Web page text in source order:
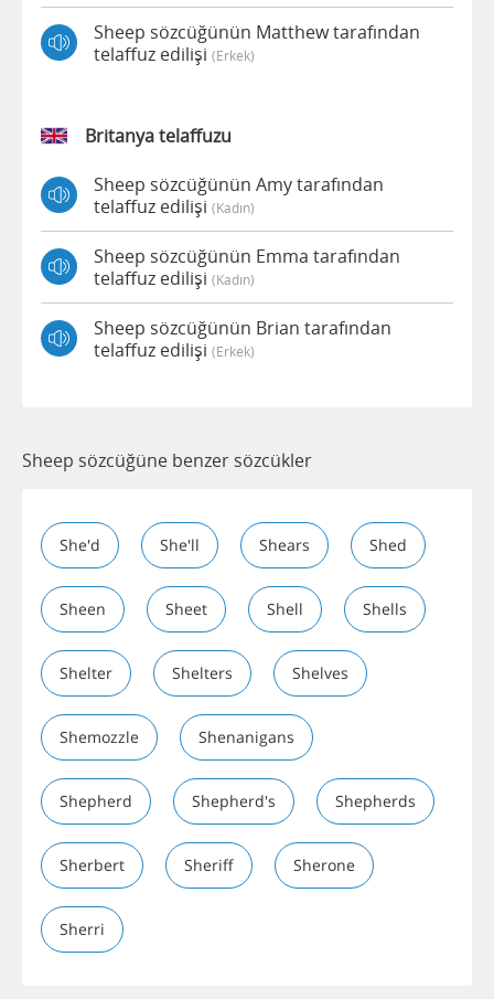
Sheep sözcüğünün Matthew tarafından
telaffuz edilişi (erkek)
Britanya telaffuzu
Sheep sözcüğünün Amy tarafından
telaffuz edilişi (kadın)
Sheep sözcüğünün Emma tarafından
telaffuz edilişi (kadın)
Sheep sözcüğünün Brian tarafından
telaffuz edilişi (erkek)
Sheep sözcüğüne benzer sözcükler
She'd She'll Shears Shed
Sheen Sheet Shell Shells
Shelter Shelters Shelves
Shemozzle Shenanigans
Shepherd Shepherd's Shepherds
Sherbert Sheriff Sherone
Sherri